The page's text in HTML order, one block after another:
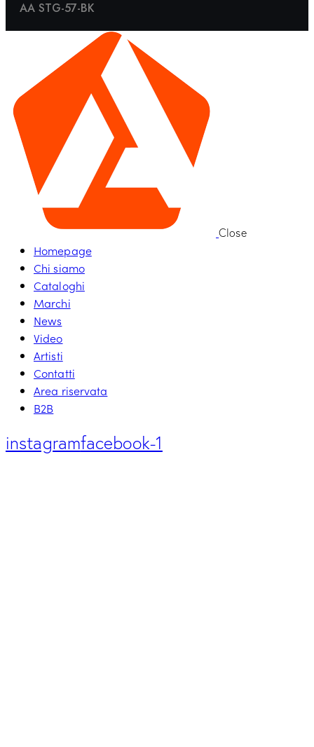
AA STG-57-BK
Close
Homepage
Chi siamo
Cataloghi
Marchi
News
Video
Artisti
Contatti
Area riservata
B2B
instagramfacebook-1